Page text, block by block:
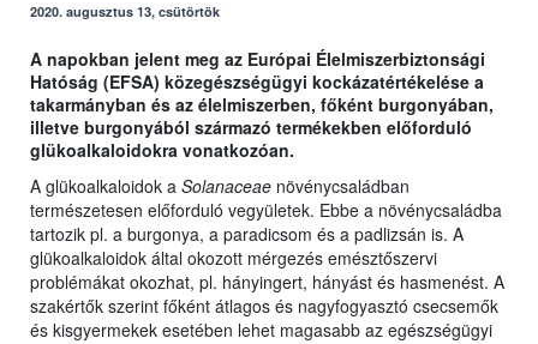
2020. augusztus 13, csütörtök
A napokban jelent meg az Európai Élelmiszerbiztonsági
Hatóság (EFSA) közegészségügyi kockázatértékelése a
takarmányban és az élelmiszerben, főként burgonyában,
illetve burgonyából származó termékekben előforduló
glükoalkaloidokra vonatkozóan.
A glükoalkaloidok a Solanaceae növénycsaládban
természetesen előforduló vegyületek. Ebbe a növénycsaládba
tartozik pl. a burgonya, a paradicsom és a padlizsán is. A
glükoalkaloidok által okozott mérgezés emésztőszervi
problémákat okozhat, pl. hányingert, hányást és hasmenést. A
szakértők szerint főként átlagos és nagyfogyasztó csecsemők
és kisgyermekek esetében lehet magasabb az egészségügyi